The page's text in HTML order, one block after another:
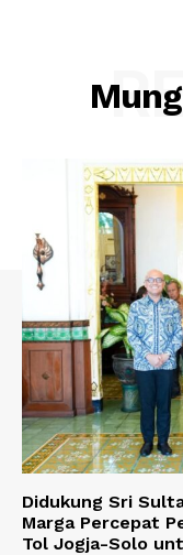
Didukung Sri
Marga Percepat
Tol Jogja-Solo